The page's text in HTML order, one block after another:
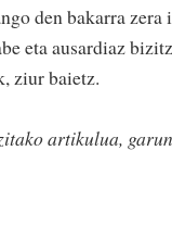
den bakarra
eta ausardiaz
ziur baietz.
artikulua,